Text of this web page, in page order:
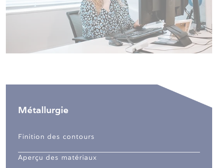
Métallurgie
Finition des contours
Aperçu des matériaux